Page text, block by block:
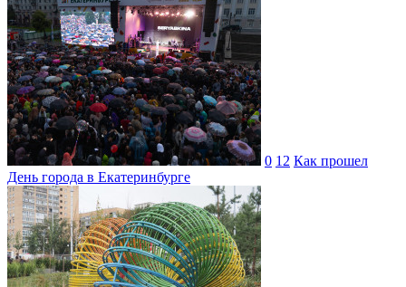
0 12 Как прошел
День города в Екатеринбурге